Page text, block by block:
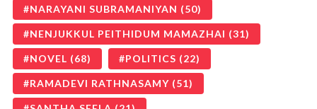
NARAYANI SUBRAMANIYAN (50)
NENJUKKUL PEITHIDUM MAMAZHAI (31)
NOVEL (68) POLITICS (22)
RAMADEVI RATHNASAMY (51)